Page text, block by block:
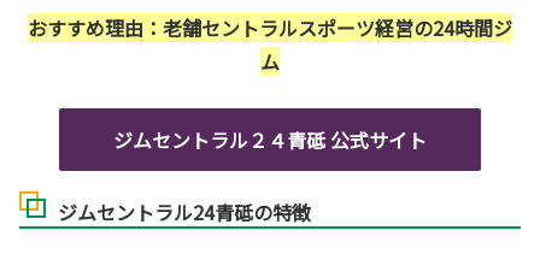
おすすめ理由：老舗セントラルスポーツ経営の24時間ジ
ム
ジムセントラル２４青砥 公式サイト
ジムセントラル24青砥の特徴